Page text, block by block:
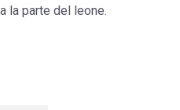
la parte del leone.